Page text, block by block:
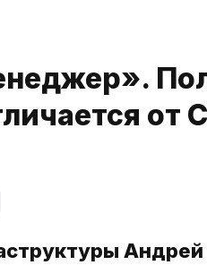
от
Андрей